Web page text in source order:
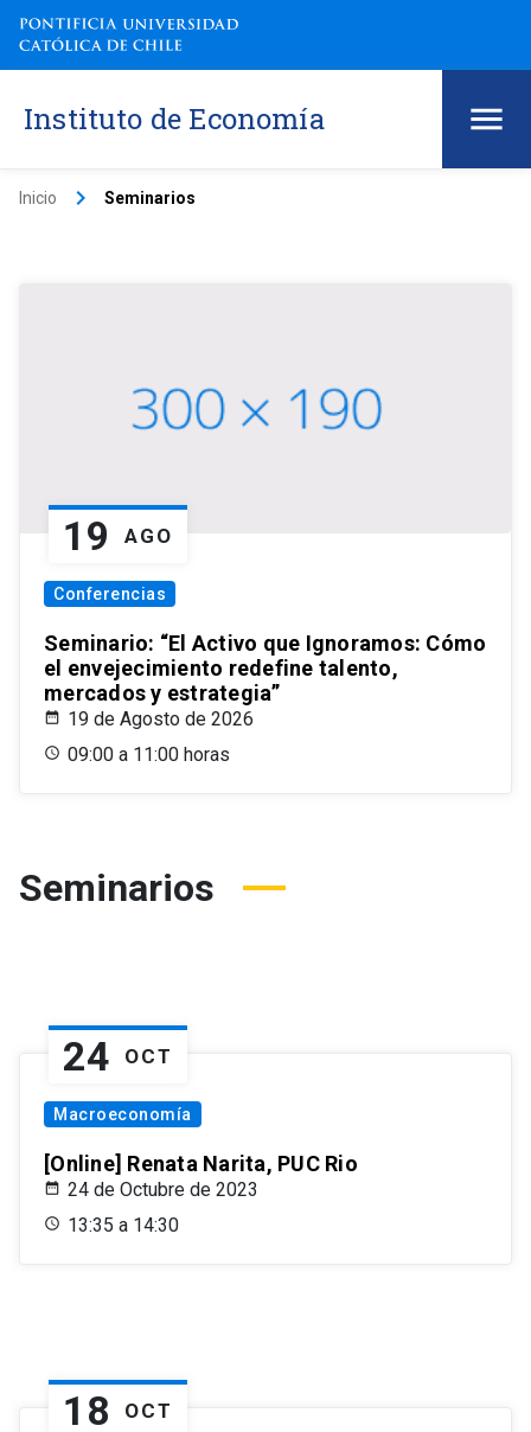
Instituto de Economía
Inicio keyboard_arrow_right Seminarios
19 AGO
Conferencias
Seminario: “El Activo que Ignoramos: Cómo
el envejecimiento redefine talento,
mercados y estrategia”
19 de Agosto de 2026
09:00 a 11:00 horas
Seminarios
24 OCT
Macroeconomía
[Online] Renata Narita, PUC Rio
24 de Octubre de 2023
13:35 a 14:30
18 OCT